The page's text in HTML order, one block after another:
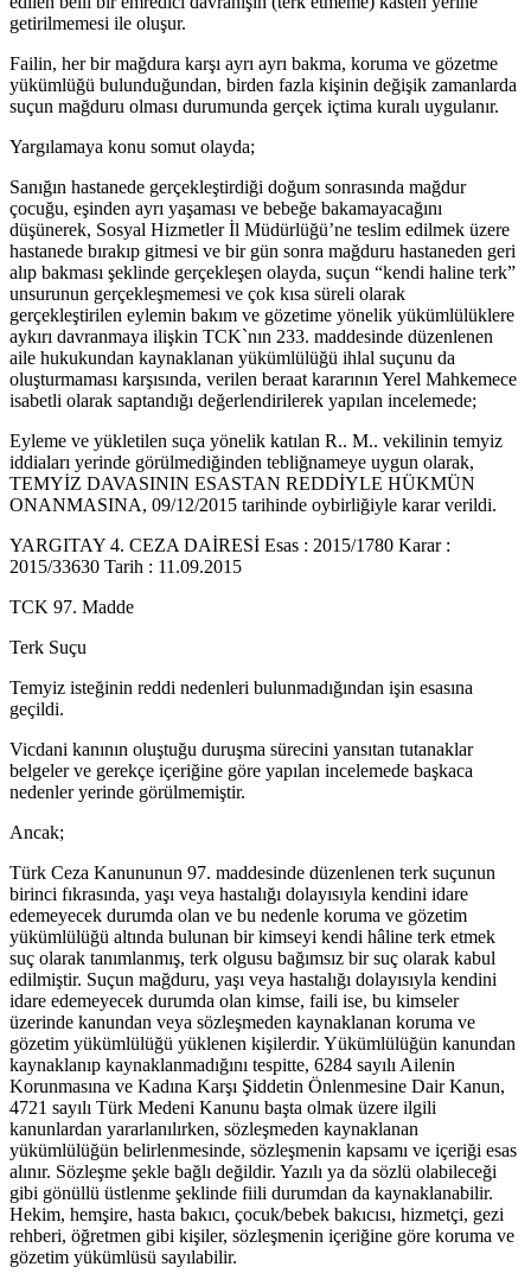
getirilmemesi ile oluşur.
Failin, her bir mağdura karşı ayrı ayrı bakma, koruma ve gözetme
yükümlüğü bulunduğundan, birden fazla kişinin değişik zamanlarda
suçun mağduru olması durumunda gerçek içtima kuralı uygulanır.
Yargılamaya konu somut olayda;
Sanığın hastanede gerçekleştirdiği doğum sonrasında mağdur
çocuğu, eşinden ayrı yaşaması ve bebeğe bakamayacağını
düşünerek, Sosyal Hizmetler İl Müdürlüğü’ne teslim edilmek üzere
hastanede bırakıp gitmesi ve bir gün sonra mağduru hastaneden geri
alıp bakması şeklinde gerçekleşen olayda, suçun “kendi haline terk”
unsurunun gerçekleşmemesi ve çok kısa süreli olarak
gerçekleştirilen eylemin bakım ve gözetime yönelik yükümlülüklere
aykırı davranmaya ilişkin TCK`nın 233. maddesinde düzenlenen
aile hukukundan kaynaklanan yükümlülüğü ihlal suçunu da
oluşturmaması karşısında, verilen beraat kararının Yerel Mahkemece
isabetli olarak saptandığı değerlendirilerek yapılan incelemede;
Eyleme ve yükletilen suça yönelik katılan R.. M.. vekilinin temyiz
iddiaları yerinde görülmediğinden tebliğnameye uygun olarak,
TEMYİZ DAVASININ ESASTAN REDDİYLE HÜKMÜN
ONANMASINA, 09/12/2015 tarihinde oybirliğiyle karar verildi.
YARGITAY 4. CEZA DAİRESİ Esas : 2015/1780 Karar :
2015/33630 Tarih : 11.09.2015
TCK 97. Madde
Terk Suçu
Temyiz isteğinin reddi nedenleri bulunmadığından işin esasına
geçildi.
Vicdani kanının oluştuğu duruşma sürecini yansıtan tutanaklar
belgeler ve gerekçe içeriğine göre yapılan incelemede başkaca
nedenler yerinde görülmemiştir.
Ancak;
Türk Ceza Kanununun 97. maddesinde düzenlenen terk suçunun
birinci fıkrasında, yaşı veya hastalığı dolayısıyla kendini idare
edemeyecek durumda olan ve bu nedenle koruma ve gözetim
yükümlülüğü altında bulunan bir kimseyi kendi hâline terk etmek
suç olarak tanımlanmış, terk olgusu bağımsız bir suç olarak kabul
edilmiştir. Suçun mağduru, yaşı veya hastalığı dolayısıyla kendini
idare edemeyecek durumda olan kimse, faili ise, bu kimseler
üzerinde kanundan veya sözleşmeden kaynaklanan koruma ve
gözetim yükümlülüğü yüklenen kişilerdir. Yükümlülüğün kanundan
kaynaklanıp kaynaklanmadığını tespitte, 6284 sayılı Ailenin
Korunmasına ve Kadına Karşı Şiddetin Önlenmesine Dair Kanun,
4721 sayılı Türk Medeni Kanunu başta olmak üzere ilgili
kanunlardan yararlanılırken, sözleşmeden kaynaklanan
yükümlülüğün belirlenmesinde, sözleşmenin kapsamı ve içeriği esas
alınır. Sözleşme şekle bağlı değildir. Yazılı ya da sözlü olabileceği
gibi gönüllü üstlenme şeklinde fiili durumdan da kaynaklanabilir.
Hekim, hemşire, hasta bakıcı, çocuk/bebek bakıcısı, hizmetçi, gezi
rehberi, öğretmen gibi kişiler, sözleşmenin içeriğine göre koruma ve
gözetim yükümlüsü sayılabilir.